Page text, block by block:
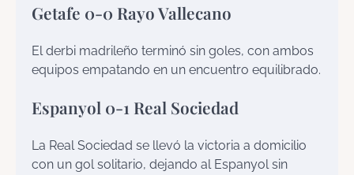
Getafe 0-0 Rayo Vallecano
El derbi madrileño terminó sin goles, con ambos
equipos empatando en un encuentro equilibrado.
Espanyol 0-1 Real Sociedad
La Real Sociedad se llevó la victoria a domicilio
con un gol solitario, dejando al Espanyol sin